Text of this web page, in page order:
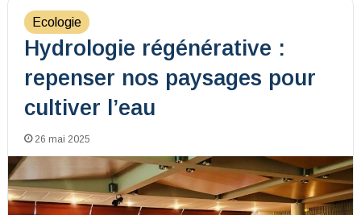
Ecologie
Hydrologie régénérative :
repenser nos paysages pour
cultiver l’eau
26 mai 2025